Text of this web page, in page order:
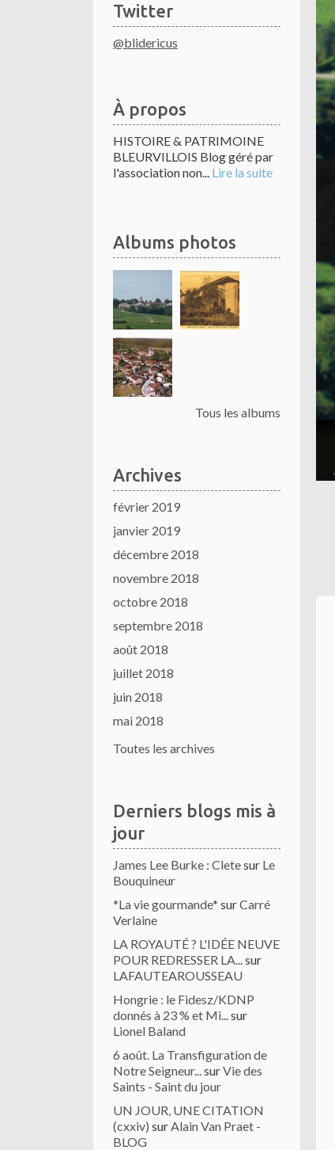
Twitter
@blidericus
À propos
HISTOIRE & PATRIMOINE
BLEURVILLOIS Blog géré par
l'association non... Lire la suite
Albums photos
Tous les albums
Archives
février 2019
janvier 2019
décembre 2018
novembre 2018
octobre 2018
septembre 2018
août 2018
juillet 2018
juin 2018
mai 2018
Toutes les archives
Derniers blogs mis à
jour
James Lee Burke : Cletesur Le
Bouquineur
*La vie gourmande* surCarré
Verlaine
LA ROYAUTÉ ? L'IDÉE NEUVE
POUR REDRESSER LA...sur
LAFAUTEAROUSSEAU
Hongrie : le Fidesz/KDNP
donnés à 23 % et Mi...sur
Lionel Baland
6 août. La Transfiguration de
Notre Seigneur...surVie des
Saints - Saint du jour
UN JOUR, UNE CITATION
(cxxiv) surAlain Van Praet -
BLOG